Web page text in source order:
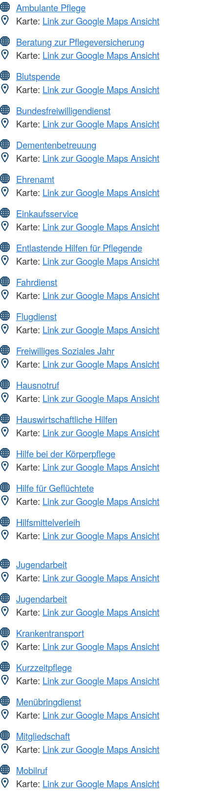
Ambulante Pflege
Karte: Link zur Google Maps Ansicht
Beratung zur Pflegeversicherung
Karte: Link zur Google Maps Ansicht
Blutspende
Karte: Link zur Google Maps Ansicht
Bundesfreiwilligendienst
Karte: Link zur Google Maps Ansicht
Dementenbetreuung
Karte: Link zur Google Maps Ansicht
Ehrenamt
Karte: Link zur Google Maps Ansicht
Einkaufsservice
Karte: Link zur Google Maps Ansicht
Entlastende Hilfen für Pflegende
Karte: Link zur Google Maps Ansicht
Fahrdienst
Karte: Link zur Google Maps Ansicht
Flugdienst
Karte: Link zur Google Maps Ansicht
Freiwilliges Soziales Jahr
Karte: Link zur Google Maps Ansicht
Hausnotruf
Karte: Link zur Google Maps Ansicht
Hauswirtschaftliche Hilfen
Karte: Link zur Google Maps Ansicht
Hilfe bei der Körperpflege
Karte: Link zur Google Maps Ansicht
Hilfe für Geflüchtete
Karte: Link zur Google Maps Ansicht
Hilfsmittelverleih
Karte: Link zur Google Maps Ansicht
Jugendarbeit
Karte: Link zur Google Maps Ansicht
Jugendarbeit
Karte: Link zur Google Maps Ansicht
Krankentransport
Karte: Link zur Google Maps Ansicht
Kurzzeitpflege
Karte: Link zur Google Maps Ansicht
Menübringdienst
Karte: Link zur Google Maps Ansicht
Mitgliedschaft
Karte: Link zur Google Maps Ansicht
Mobilruf
Karte: Link zur Google Maps Ansicht